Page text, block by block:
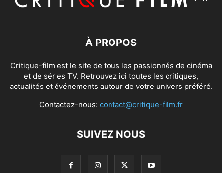
À PROPOS
Critique-film est le site de tous les passionnés de cinéma
et de séries TV. Retrouvez ici toutes les critiques,
actualités et événements autour de votre univers préféré.
Contactez-nous: contact@critique-film.fr
SUIVEZ NOUS